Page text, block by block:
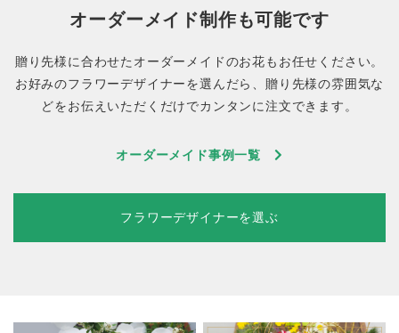
オーダーメイド制作も可能です
贈り先様に合わせたオーダーメイドのお花もお任せください。
お好みのフラワーデザイナーを選んだら、贈り先様の雰囲気な
どをお伝えいただくだけでカンタンに注文できます。
オーダーメイド事例一覧
フラワーデザイナーを選ぶ